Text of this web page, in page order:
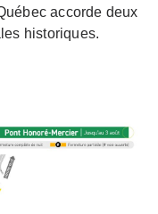
accorde deux
historiques.